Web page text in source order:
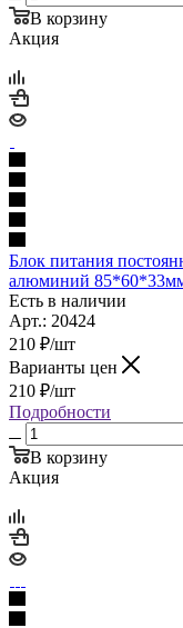
В корзину
Акция
Блок питания
алюминий
Есть в наличии
Арт.: 20424
210 ₽/шт
Варианты цен
210 ₽/шт
Подробности
В корзину
Акция